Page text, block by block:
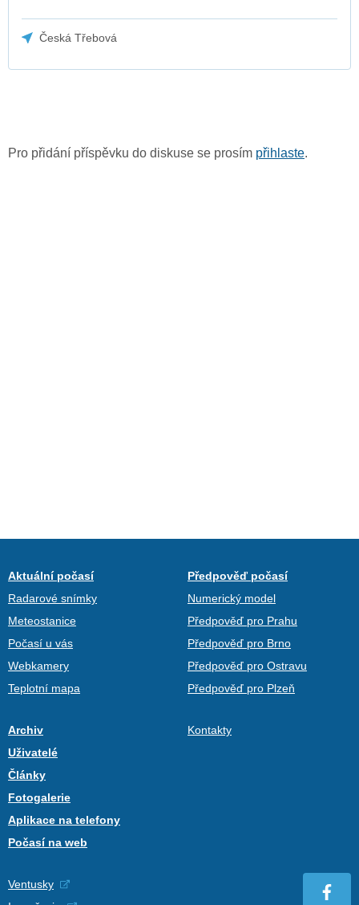
Česká Třebová
Pro přidání příspěvku do diskuse se prosím přihlaste.
Aktuální počasí
Radarové snímky
Meteostanice
Počasí u vás
Webkamery
Teplotní mapa
Předpověď počasí
Numerický model
Předpověď pro Prahu
Předpověď pro Brno
Předpověď pro Ostravu
Předpověď pro Plzeň
Archiv
Uživatelé
Články
Fotogalerie
Aplikace na telefony
Počasí na web
Kontakty
Ventusky